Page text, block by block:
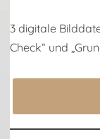
3 digitale
Check“ und